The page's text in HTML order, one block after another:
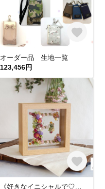
オーダー品 生地一覧
123,456円